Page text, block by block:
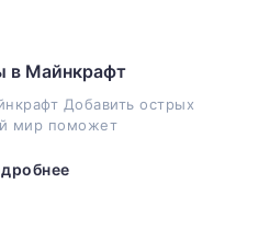
в Майнкрафт
Добавить острых
мир поможет